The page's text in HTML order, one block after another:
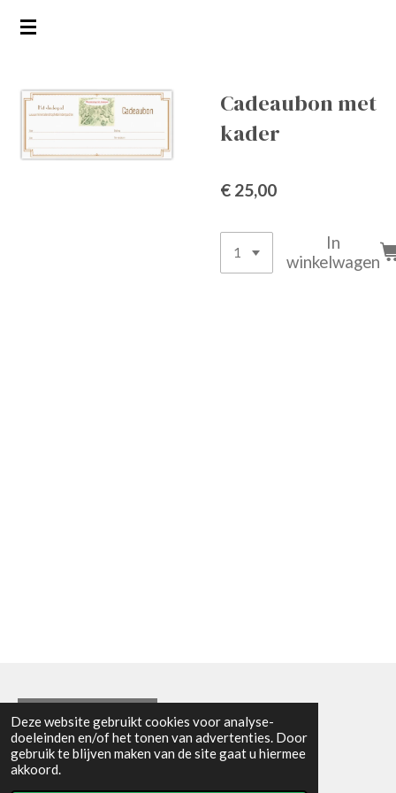
Deze website gebruikt cookies voor analyse-
doeleinden en/of het tonen van advertenties. Door
gebruik te blijven maken van de site gaat u hiermee
akkoord.
Ga
de
hoofdinhoud
Cadeaubon met
kader
€ 25,00
In
winkelwagen
Algemene voorwaarden
© 2021 - RC en mineralenshop Het vlinderpad
Powered by